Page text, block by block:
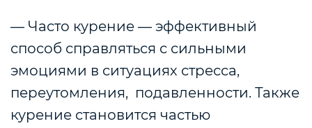
— Часто курение — эффективный
способ справляться с сильными
эмоциями в ситуациях стресса,
переутомления, подавленности. Также
курение становится частью